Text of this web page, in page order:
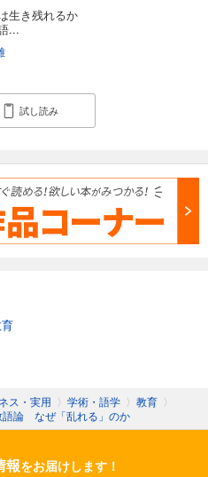
生き残れるか
...
試し読み
ス・実用 〉 学術・語学 〉 教育 〉
語論 なぜ「乱れる」のか
報をお届けします！